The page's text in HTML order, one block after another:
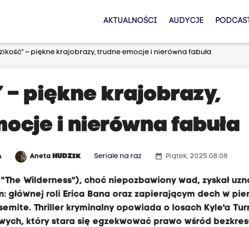
AKTUALNOŚCI AUDYCJE
– piękne krajobrazy, trudne emocje i nierówna fabuła
– piękne krajobrazy,
i nierówna fabuła
AnetaHUDZIK Seriale na raz date_range Piątek, 2025.08.08
Wilderness"), choć niepozbawiony wad, zyskał
głównej roli Erica Bana oraz zapierającym dech w
Thriller kryminalny opowiada o losach Kyle'a
który stara się egzekwować prawo wśród